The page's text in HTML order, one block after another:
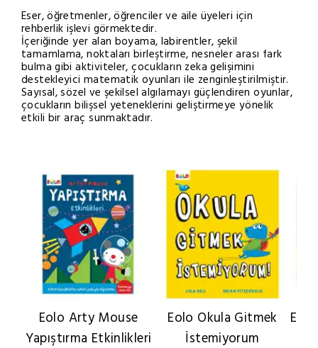
Eser, öğretmenler, öğrenciler ve aile üyeleri için
rehberlik işlevi görmektedir.
İçeriğinde yer alan boyama, labirentler, şekil
tamamlama, noktaları birleştirme, nesneler arası fark
bulma gibi aktiviteler, çocukların zeka gelişimini
destekleyici matematik oyunları ile zenginleştirilmiştir.
Sayısal, sözel ve şekilsel algılamayı güçlendiren oyunlar,
çocukların bilişsel yeteneklerini geliştirmeye yönelik
etkili bir araç sunmaktadır.
Eolo Arty Mouse
Yapıştırma Etkinlikleri
Eolo Okula Gitmek
İstemiyorum